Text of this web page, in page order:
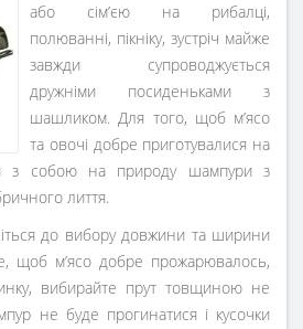
або сім’єю на рибалці,
полюванні, пікніку, зустріч майже
завжди супроводжується
дружніми посиденьками з
шашликом. Для того, щоб м’ясо
та овочі добре приготувалися на
з собою на природу шампури з
лиття.
до вибору довжини та ширини
щоб м’ясо добре прожарювалось,
вибирайте прут товщиною не
не буде прогинатися і кусочки